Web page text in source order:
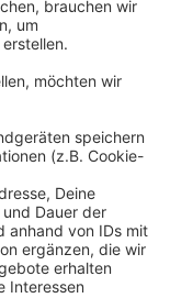
hatte sich
nach der Tat
geblieben.
- der
sich, teilen
2018